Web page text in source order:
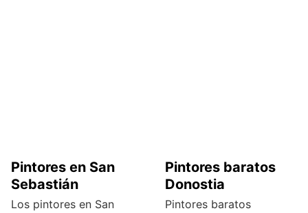
Pintores en San
Sebastián
Los pintores en San
Pintores baratos
Donostia
Pintores baratos